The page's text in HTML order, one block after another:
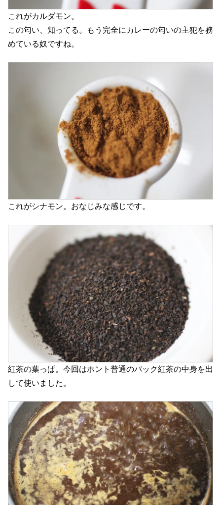
これがカルダモン。
この匂い、知ってる。もう完全にカレーの匂いの主犯を務
めている奴ですね。
これがシナモン。おなじみな感じです。
紅茶の葉っぱ。今回はホント普通のパック紅茶の中身を出
して使いました。